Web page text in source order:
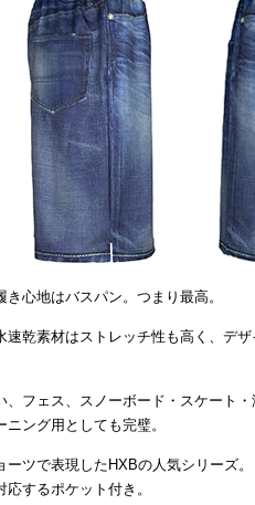
心地はバスパン。つまり最高。
乾素材はストレッチ性も高く、デ
フェス、スノーボード・スケート
ング用としても完璧。
ツで表現したHXBの人気シリーズ。
するポケット付き。